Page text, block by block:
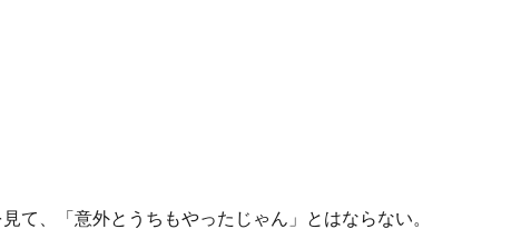
て、「意外とうちもやったじゃん」とはならない。